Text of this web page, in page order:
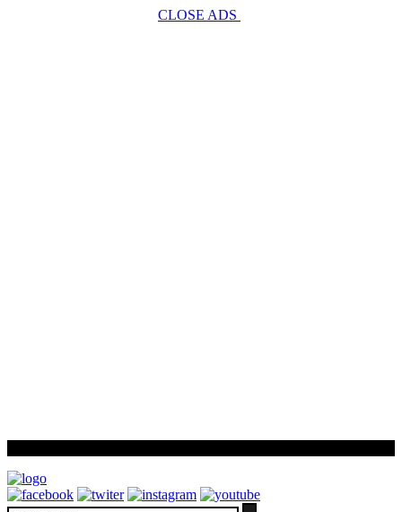
CLOSE ADS